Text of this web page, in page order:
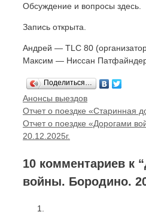
Обсуждение и вопросы здесь.
Запись открыта.
Андрей — TLC 80
Максим — Ниссан Патфайндер
Поделиться…
Рубрики
Анонсы выездов
Навигация
записи
Отчет о поездке «Старинная
Отчет о поездке «Дорогами
20.12.2025г.
10 комментариев к
войны. Бородино.